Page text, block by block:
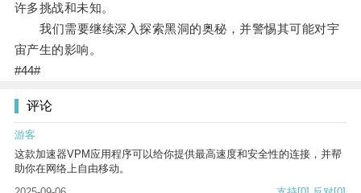
许多挑战和未知。
我们需要继续深入探索黑洞的奥秘，并警惕其可能对宇
宙产生的影响。
#44#
评论
游客
这款加速器VPM应用程序可以给你提供最高速度和安全性的连接，并帮
助你在网络上自由移动。